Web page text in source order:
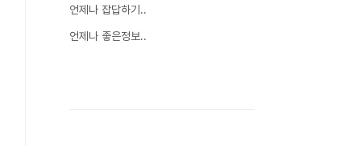
언제나 잡답하기..
언제나 좋은정보..